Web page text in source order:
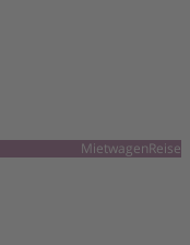
MietwagenReise